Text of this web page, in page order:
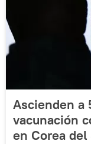
Ascienden a
vacunación
en Corea del